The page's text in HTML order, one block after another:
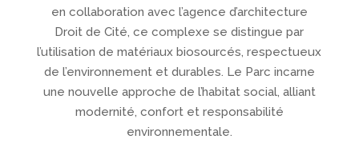
en collaboration avec l’agence d’architecture
Droit de Cité, ce complexe se distingue par
l’utilisation de matériaux biosourcés, respectueux
de l’environnement et durables. Le Parc incarne
une nouvelle approche de l’habitat social, alliant
modernité, confort et responsabilité
environnementale.